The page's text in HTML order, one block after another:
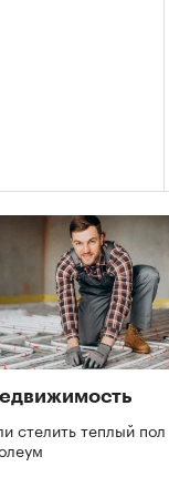
стелить теплый пол